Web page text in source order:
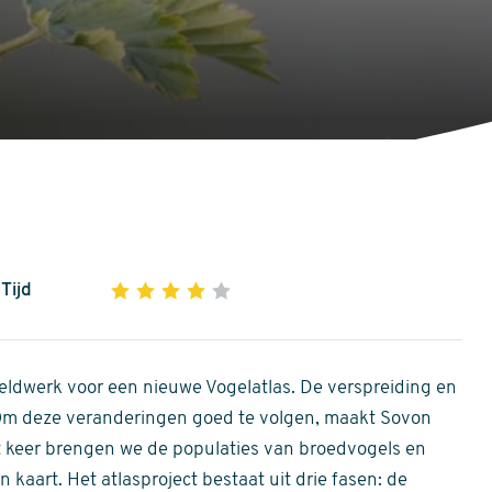
Tijd 1 2 3 4
of
5
stars
voor een nieuwe Vogelatlas. De verspreiding en
deze veranderingen goed te volgen, maakt Sovon
brengen we de populaties van broedvogels en
kaart. Het atlasproject bestaat uit drie fasen: de